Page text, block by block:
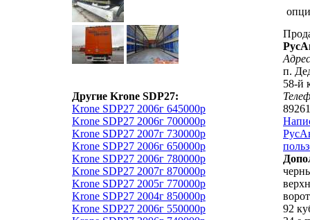
Другие Krone SDP27:
Krone SDP27 2006г 645000р
Krone SDP27 2006г 700000р
Krone SDP27 2007г 730000р
Krone SDP27 2006г 650000р
Krone SDP27 2006г 780000р
Krone SDP27 2007г 870000р
Krone SDP27 2005г 770000р
Krone SDP27 2004г 850000р
Krone SDP27 2006г 550000р
п.
58-й
92